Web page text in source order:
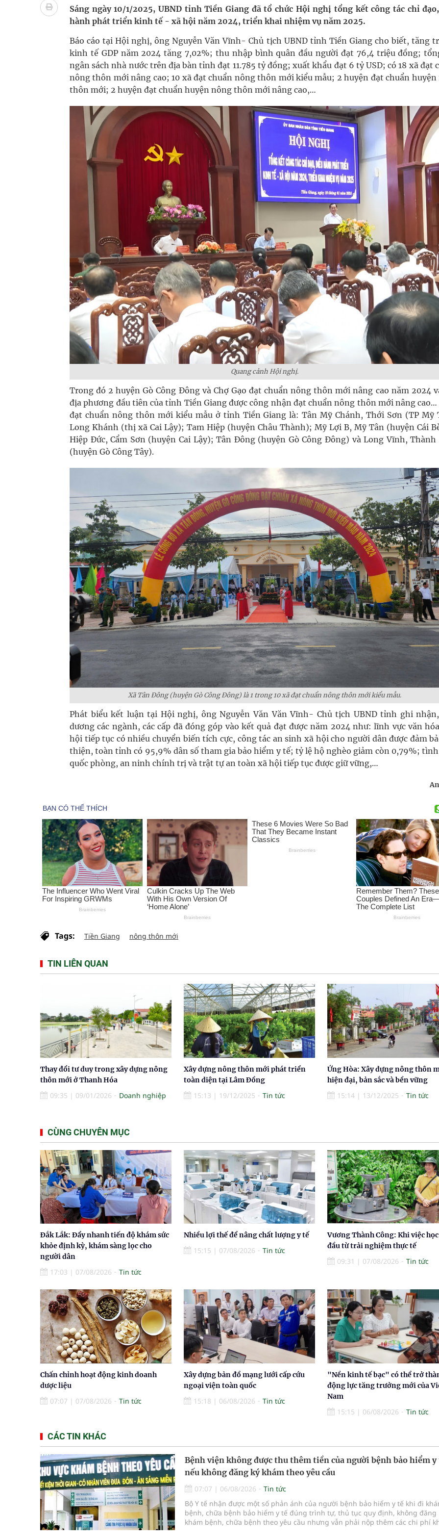
Quan Bằng Chứng Dược Lý Và Cơ Chế Phân Tử
Xây dựng bản đồ mạng lưới cấp cứu ngoại viện toàn quốc
"Nền kinh tế bạc" có thể trở thành động lực tăng trưởng mới của Việt Nam
Đắk Lắk: Đẩy nhanh tiến độ khám sức khỏe định kỳ, khám sàng lọc cho người dân
Tổng hợp những cách trị thâm body nách, bẹn, mông cực hiệu quả
Sáng ngày 10/1/2025, UBND tỉnh Tiền Giang đã tổ chức Hội nghị tổng kết công tác chỉ
hành phát triển kinh tế - xã hội năm 2024, triển khai nhiệm vụ năm 2025.
Báo cáo tại Hội nghị, ông Nguyễn Văn Vĩnh- Chủ tịch UBND tỉnh Tiền Giang cho biết, tăng
kinh tế GDP năm 2024 tăng 7,02%; thu nhập bình quân đầu người đạt 76,4 triệu đồng;
ngân sách nhà nước trên địa bàn tỉnh đạt 11.785 tỷ đồng; xuất khẩu đạt 6 tỷ USD; có 18 xã đạt
nông thôn mới nâng cao; 10 xã đạt chuẩn nông thôn mới kiểu mẫu; 2 huyện đạt chuẩn huyện
thôn mới; 2 huyện đạt chuẩn huyện nông thôn mới nâng cao,…
Quang cảnh Hội nghị.
Trong đó 2 huyện Gò Công Đông và Chợ Gạo đạt chuẩn nông thôn mới nâng cao năm 2024
địa phương đầu tiên của tỉnh Tiền Giang được công nhận đạt chuẩn nông thôn mới nâng cao…
đạt chuẩn nông thôn mới kiểu mẫu ở tỉnh Tiền Giang là: Tân Mỹ Chánh, Thới Sơn (TP Mỹ
Long Khánh (thị xã Cai Lậy); Tam Hiệp (huyện Châu Thành); Mỹ Lợi B, Mỹ Tân (huyện Cái
Hiệp Đức, Cẩm Sơn (huyện Cai Lậy); Tân Đông (huyện Gò Công Đông) và Long Vĩnh, Thành
(huyện Gò Công Tây).
Xã Tân Đông (huyện Gò Công Đông) là 1 trong 10 xã đạt chuẩn nông thôn mới kiểu mẫu.
Phát biểu kết luận tại Hội nghị, ông Nguyễn Văn Văn Vĩnh- Chủ tịch UBND tỉnh ghi
dương các ngành, các cấp đã đóng góp vào kết quả đạt được năm 2024 như: lĩnh vực văn
hội tiếp tục có nhiều chuyển biến tích cực, công tác an sinh xã hội cho người dân được đảm
thiện, toàn tỉnh có 95,9% dân số tham gia bảo hiểm y tế; tỷ lệ hộ nghèo giảm còn 0,79%;
quốc phòng, an ninh chính trị và trật tự an toàn xã hội tiếp tục được giữ vững,…
Tags: Tiền Giang nông thôn mới
TIN LIÊN QUAN
Thay đổi tư duy trong xây dựng nông
thôn mới ở Thanh Hóa
09:35 | 09/01/2026 Doanh nghiệp
Xây dựng nông thôn mới phát triển
toàn diện tại Lâm Đồng
15:13 | 19/12/2025 Tin tức
Ứng Hòa: Xây dựng nông thôn
hiện đại, bản sắc và bền vững
15:14 | 13/12/2025 Tin tức
CÙNG CHUYÊN MỤC
Đắk Lắk: Đẩy nhanh tiến độ khám sức
khỏe định kỳ, khám sàng lọc cho
người dân
17:03 | 07/08/2026 Tin tức
Nhiều lợi thế để nâng chất lượng y tế
15:15 | 07/08/2026 Tin tức
Vương Thành Công: Khi việc
đầu từ trải nghiệm thực tế
09:31 | 07/08/2026 Tin tức
Chấn chỉnh hoạt động kinh doanh
dược liệu
07:07 | 07/08/2026 Tin tức
Xây dựng bản đồ mạng lưới cấp cứu
ngoại viện toàn quốc
15:18 | 06/08/2026 Tin tức
"Nền kinh tế bạc" có thể trở
động lực tăng trưởng mới của
Nam
15:15 | 06/08/2026 Tin tức
CÁC TIN KHÁC
Bệnh viện không được thu thêm tiền của người bệnh bảo hiểm y
nếu không đăng ký khám theo yêu cầu
07:07 | 06/08/2026
Tin tức
Bộ Y tế nhận được một số phản ánh của người bệnh bảo hiểm y tế khi đi
bệnh, chữa bệnh bảo hiểm y tế đúng trình tự, thủ tục quy định, không đăng
khám bệnh, chữa bệnh theo yêu cầu nhưng vẫn phải nộp thêm các chi phí